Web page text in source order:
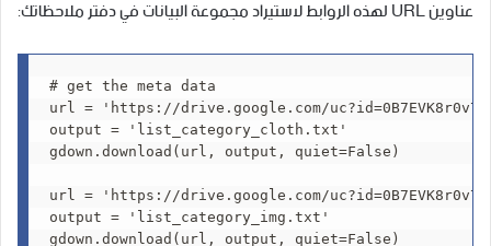
عناوين URL لهذه الروابط لاستيراد مجموعة البيانات في دفتر ملاحظاتك:
# get the meta data
url = 'https://drive.google.com/
output = 'list_category_cloth.txt'
gdown.download(url, output, quiet=False)
url = 'https://drive.google.com/
output = 'list_category_img.txt'
gdown.download(url, output, quiet=False)